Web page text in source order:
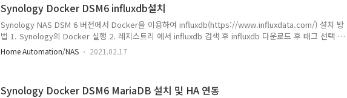
Synology Docker DSM6 influxdb설치
Synology NAS DSM 6 버전에서 Docker을 이용하여 influxdb(https://www.influxdata.com/) 설치 방
법 1. Synology의 Docker 실행 2. 레지스트리 에서 influxdb 검색 후 influxdb 다운로드 후 태그 선택 화
면에서 latest 선택 3. 메뉴의 이미지에 1 숫자 활성화 되고 다운로드 완료후 실행 버튼 활성화 됨 4. 이미
지의 influxdb:latest 더블클릭 후 컨테이너 생성 화면에서 4-1 컨테이너 이름 influxdb (원하는대로) 4-2
Home Automation/NAS 2021.02.17
Synology Docker DSM6 MariaDB 설치 및 HA 연동